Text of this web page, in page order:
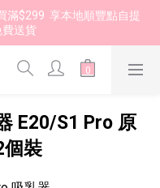
滿$299  享本地順豐點自提
費送貨
E20/S1 Pro 原
個裝